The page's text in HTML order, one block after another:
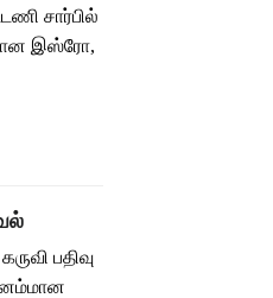
சார்பில்
இஸ்ரோ,
பதிவு